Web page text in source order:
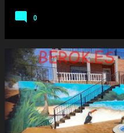
0